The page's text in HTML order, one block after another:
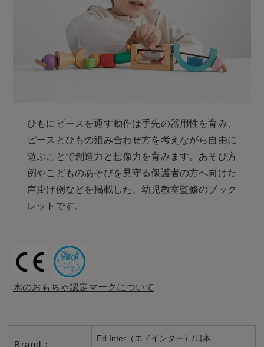
ひもにピースを通す動作は手先の器用性を育み、
ピースとひもの組み合わせ方を考えながら自由に
遊ぶことで創造力と想像力を育みます。あそび方
例やこどものあそびを見守る保護者の方へ向けた
声掛け例などを掲載した、幼児教室監修のブック
レットです。
木のおもちゃ認定マークについて
Brand：
Ed.Inter（エドインター）/日本